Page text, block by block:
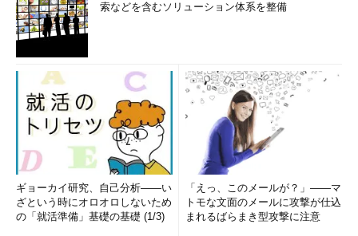
索などを含むソリューション体系を整備
ギョーカイ研究、自己分析――い
ざという時にオロオロしないため
の「就活準備」基礎の基礎 (1/3)
「えっ、このメールが？」――マ
トモな文面のメールに攻撃が仕込
まれるばらまき型攻撃に注意